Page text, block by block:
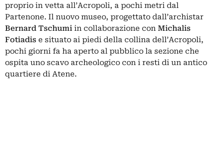
proprio in vetta all’Acropoli, a pochi metri dal
Partenone. Il nuovo museo, progettato dall’archistar
Bernard Tschumi in collaborazione con Michalis
Fotiadis e situato ai piedi della collina dell’Acropoli,
pochi giorni fa ha aperto al pubblico la sezione che
ospita uno scavo archeologico con i resti di un antico
quartiere di Atene.